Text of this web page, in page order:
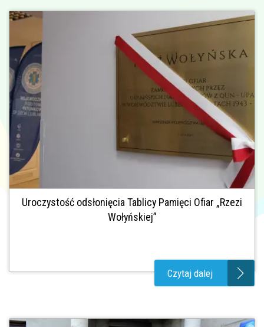
Uroczystość odsłonięcia Tablicy Pamięci Ofiar „Rzezi
Wołyńskiej”
Czytaj dalej